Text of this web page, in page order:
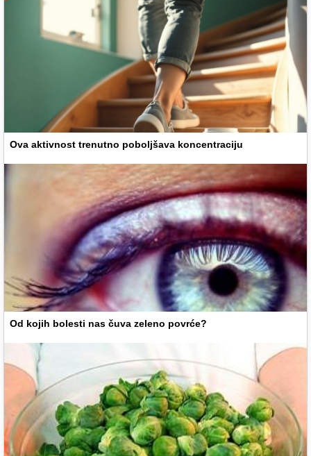
Ova aktivnost trenutno poboljšava koncentraciju
Od kojih bolesti nas čuva zeleno povrće?